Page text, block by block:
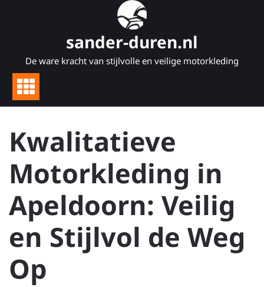
sander-duren.nl
De ware kracht van stijlvolle en veilige motorkleding
Kwalitatieve
Motorkleding in
Apeldoorn: Veilig
en Stijlvol de Weg
Op